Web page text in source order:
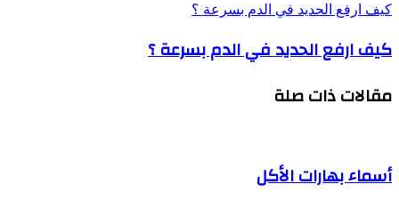
كيف ارفع الحديد في الدم بسرعة ؟
كيف ارفع الحديد في الدم بسرعة ؟
مقالات ذات صلة
أسماء بهارات الأكل